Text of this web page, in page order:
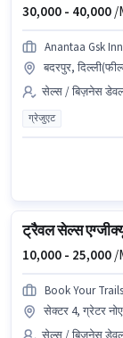
30,000 - 40,000/
Anantaa Gsk
बदरपुर,
सेल्स / बिज़नेस
ग्रेजुएट
ट्रैवल सेल्स
10,000 - 25,000/
Book Your Trails
सेक्टर 4, ग्रेटर